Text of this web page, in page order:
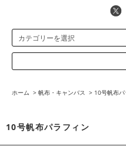
ホーム > 帆布・キャンバス > 10号帆布
10号帆布パラフィン